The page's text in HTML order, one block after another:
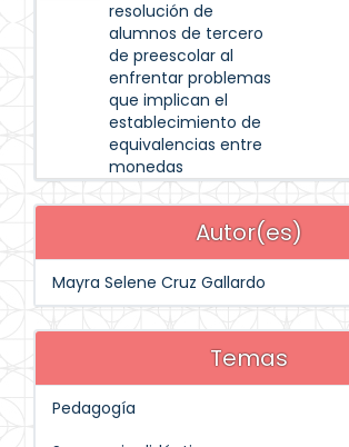
resolución de
alumnos de tercero
de preescolar al
enfrentar problemas
que implican el
establecimiento de
equivalencias entre
monedas
Autor(es)
Mayra Selene Cruz Gallardo
Temas
Pedagogía